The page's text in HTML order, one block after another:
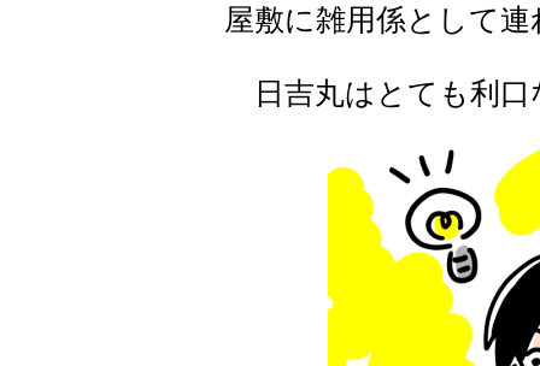
屋敷に雑用係として
日吉丸はとても利口